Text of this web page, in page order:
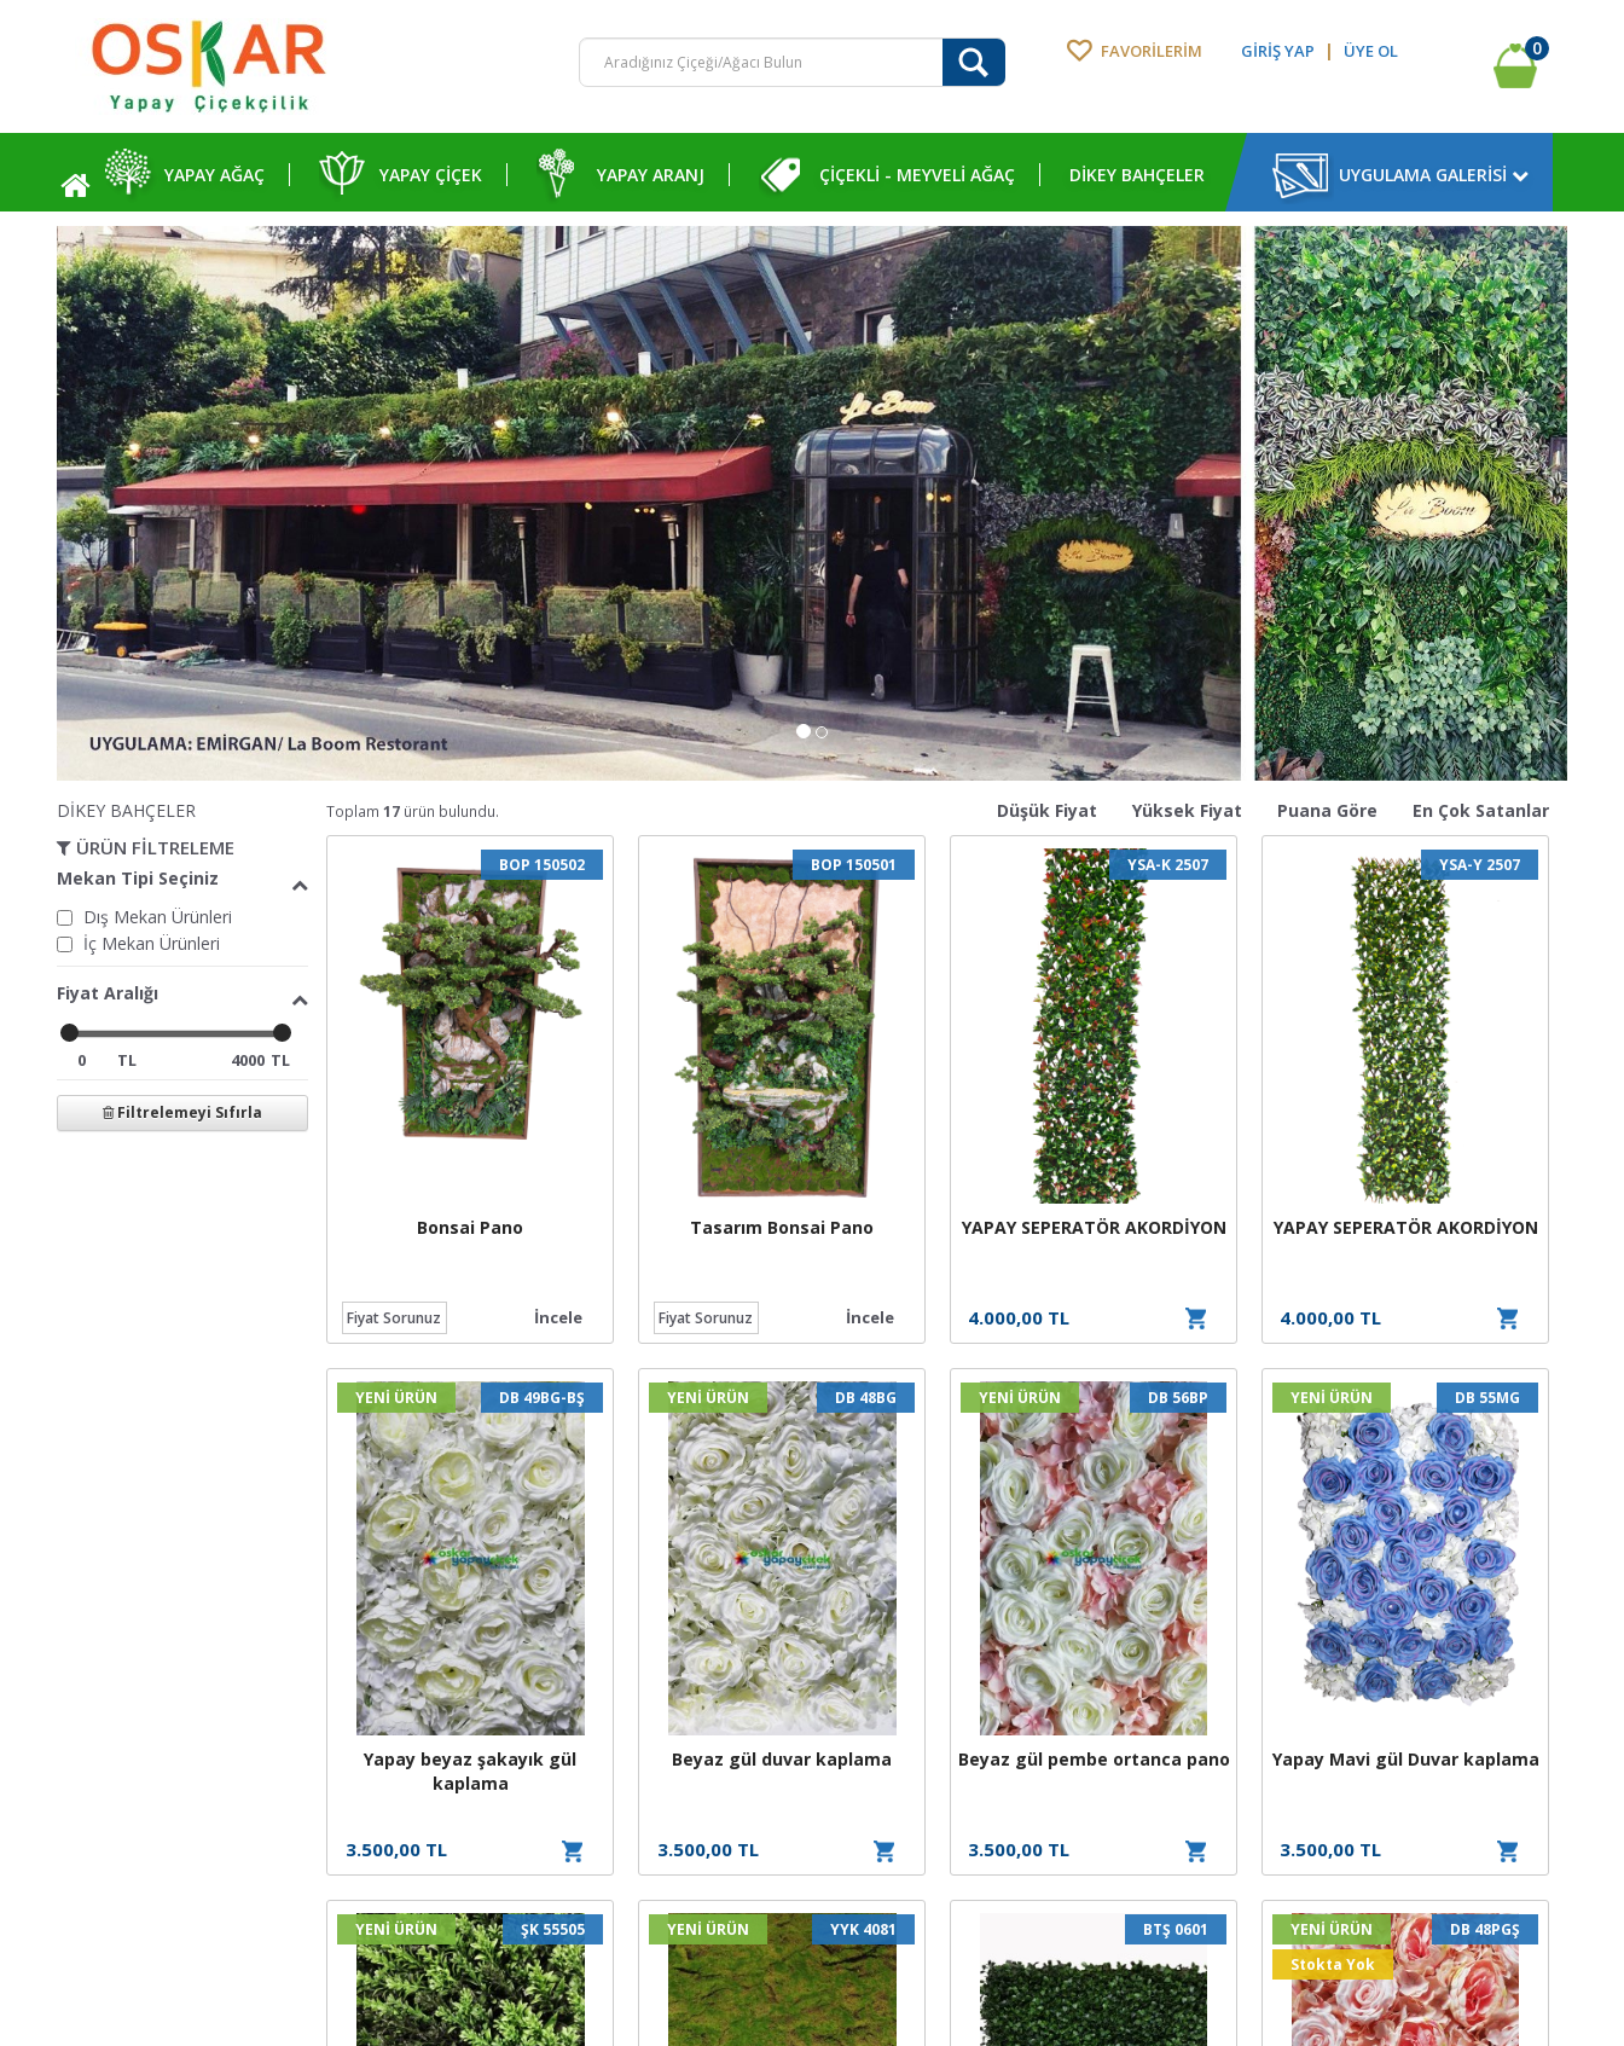
FAVORİLERİM GİRİŞ YAP | ÜYE OL 0
YAPAY AĞAÇ YAPAY ÇİÇEK YAPAY ARANJ ÇİÇEKLİ - MEYVELİ AĞAÇ DİKEY BAHÇELER UYGULAMA GALERİSİ
DİKEY BAHÇELER
ÜRÜN FİLTRELEME
Mekan Tipi Seçiniz
Dış Mekan Ürünleri
İç Mekan Ürünleri
Fiyat Aralığı
TL TL
Filtrelemeyi Sıfırla
Toplam17 ürün bulundu. Düşük Fiyat Yüksek Fiyat Puana Göre En Çok Satanlar
BOP 150502
Bonsai Pano
Fiyat Sorunuz İncele
BOP 150501
Tasarım Bonsai Pano
Fiyat Sorunuz İncele
YSA-K 2507
YAPAY SEPERATÖR AKORDİYON
4.000,00 TL
YSA-Y 2507
YAPAY SEPERATÖR AKORDİYON
4.000,00 TL
YENİ ÜRÜN DB 49BG-BŞ
Yapay beyaz şakayık gül
kaplama
3.500,00 TL
YENİ ÜRÜN DB 48BG
Beyaz gül duvar kaplama
3.500,00 TL
YENİ ÜRÜN DB 56BP
Beyaz gül pembe ortanca pano
3.500,00 TL
YENİ ÜRÜN DB 55MG
Yapay Mavi gül Duvar kaplama
3.500,00 TL
YENİ ÜRÜN ŞK 55505 YENİ ÜRÜN YYK 4081 BTŞ 0601
YENİ ÜRÜN
Stokta Yok
DB 48PGŞ